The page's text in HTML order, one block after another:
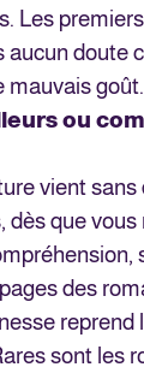
Les
aucun doute
mauvais goût.
ou
vient
dès que
des
sont les